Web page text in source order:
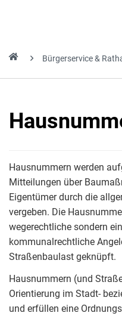
Bürgerservice &
Hausnummern werden
Mitteilungen über
Eigentümer durch die
vergeben. Die
wegerechtliche sondern
kommunalrechtliche
Straßenbaulast geknüpft.
Hausnummern (und
Orientierung im Stadt-
und erfüllen eine